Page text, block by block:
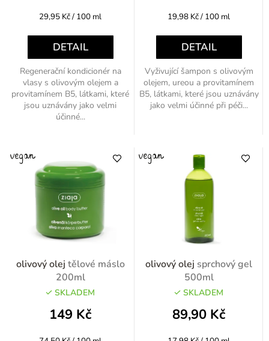
Měrná
29,95 Kč / 100 ml
DETAIL
Regenerační kondicionér na
vlasy s olivovým olejem a
provitamínem B5, látkami, které
jsou uznávány jako velmi
účinné...
Měrná
19,98 Kč / 100 ml
DETAIL
Vyživující šampon s olivovým
olejem, ureou a provitamínem
B5, látkami, které jsou uznávány
jako velmi účinné při péči...
olivový olej tělové máslo
200ml
SKLADEM
149 Kč
olivový olej sprchový gel
500ml
SKLADEM
89,90 Kč